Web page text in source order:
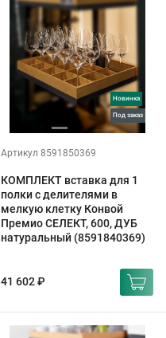
Новинка
под заказ
Артикул 8591850369
КОМПЛЕКТ вставка для 1
полки с делителями в
мелкую клетку Конвой
Премио СЕЛЕКТ, 600, ДУБ
натуральный (8591840369)
41 602 ₽